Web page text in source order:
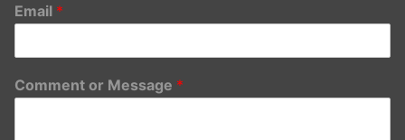
Email *
Comment or Message *